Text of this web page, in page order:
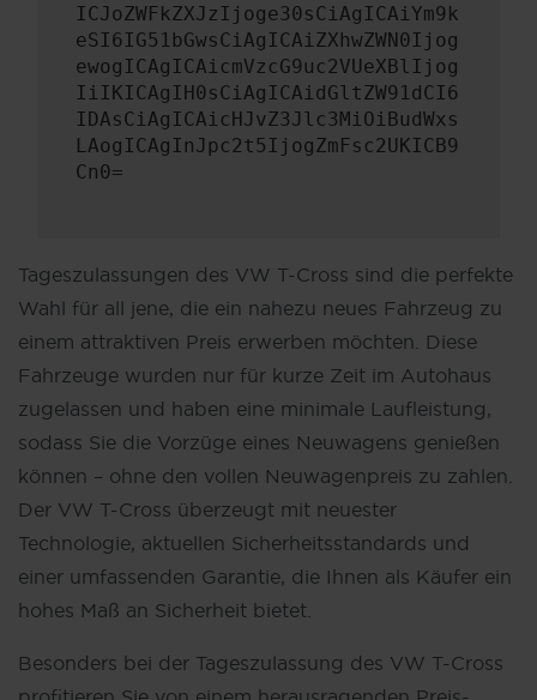
ICJoZWFkZXJzIjoge30sCiAgICAiYm9k
eSI6IG51bGwsCiAgICAiZXhwZWN0Ijog
ewogICAgICAicmVzcG9uc2VUeXBlIjog
IiIKICAgIH0sCiAgICAidGltZW91dCI6
IDAsCiAgICAicHJvZ3Jlc3MiOiBudWxs
LAogICAgInJpc2t5IjogZmFsc2UKICB9
Cn0=
Tageszulassungen des VW T-Cross sind die perfekte
Wahl für all jene, die ein nahezu neues Fahrzeug zu
einem attraktiven Preis erwerben möchten. Diese
Fahrzeuge wurden nur für kurze Zeit im Autohaus
zugelassen und haben eine minimale Laufleistung,
sodass Sie die Vorzüge eines Neuwagens genießen
können – ohne den vollen Neuwagenpreis zu zahlen.
Der VW T-Cross überzeugt mit neuester
Technologie, aktuellen Sicherheitsstandards und
einer umfassenden Garantie, die Ihnen als Käufer ein
hohes Maß an Sicherheit bietet.
Besonders bei der Tageszulassung des VW T-Cross